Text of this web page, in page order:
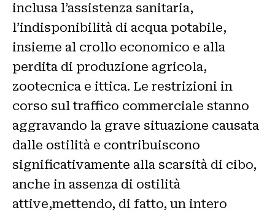
inclusa l’assistenza sanitaria,
l’indisponibilità di acqua potabile,
insieme al crollo economico e alla
perdita di produzione agricola,
zootecnica e ittica. Le restrizioni in
corso sul traffico commerciale stanno
aggravando la grave situazione causata
dalle ostilità e contribuiscono
significativamente alla scarsità di cibo,
anche in assenza di ostilità
attive,mettendo, di fatto, un intero